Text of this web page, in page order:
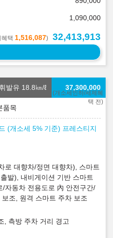
1,090,000
택 1,516,087) 32,413,913
휘발유 18.8㎞/ℓ
(개소세인하/세제혜
택 전)
37,300,000
(개소세 5% 기준) 프레스티지
로 대향차/정면 대향차), 스마트
발), 내비게이션 기반 스마트
/자동차 전용도로 內 안전구간/
조, 원격 스마트 주차 보조
, 측방 주차 거리 경고